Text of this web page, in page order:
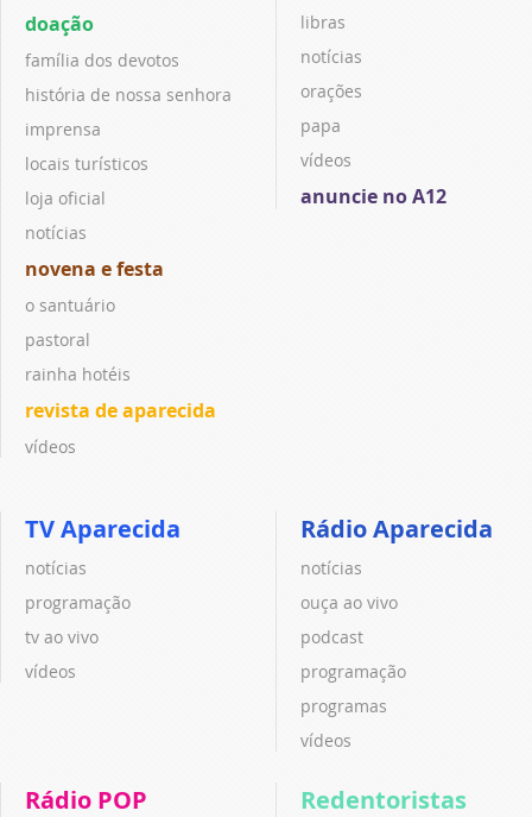
doação
família dos devotos
história de nossa senhora
imprensa
locais turísticos
loja oficial
notícias
novena e festa
o santuário
pastoral
rainha hotéis
revista de aparecida
vídeos
libras
notícias
orações
papa
vídeos
anuncie no A12
TV Aparecida
notícias
programação
tv ao vivo
vídeos
Rádio Aparecida
notícias
ouça ao vivo
podcast
programação
programas
vídeos
Rádio POP Redentoristas